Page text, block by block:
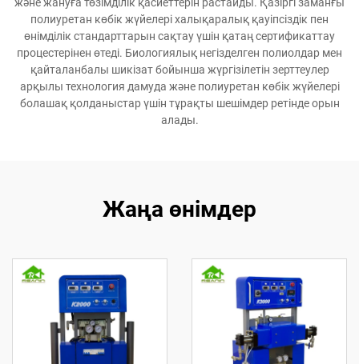
полиуретан көбік жүйелері халықаралық қауіпсіздік пен
өнімділік стандарттарын сақтау үшін қатаң сертификаттау
процестерінен өтеді. Биологиялық негізделген полиолдар мен
қайталанбалы шикізат бойынша жүргізілетін зерттеулер
арқылы технология дамуда және полиуретан көбік жүйелері
болашақ қолданыстар үшін тұрақты шешімдер ретінде орын
алады.
Жаңа өнімдер